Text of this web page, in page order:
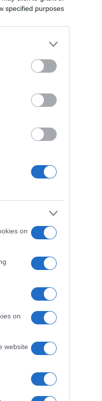
specified purposes
on
on
website
θέσει σε εφαρμογή
με την
διεκδίκησης μέσα
στο
πεθαίνεις” από
κοινότητα μέσα από
σχέδια!
λαού, των εργατικών
και έτος η
και τις
απέναντι στη
με στόχο την
αξιοποιώντας
δήθεν πάταξη της